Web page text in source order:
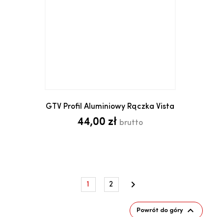
GTV Profil Aluminiowy Rączka Vista
44,00 zł brutto
1 2 
Powrót do góry 